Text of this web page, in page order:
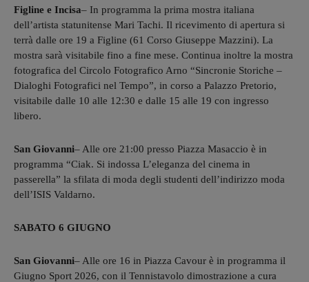
Figline e Incisa– In programma la prima mostra italiana
dell’artista statunitense Mari Tachi. Il ricevimento di apertura si
terrà dalle ore 19 a Figline (61 Corso Giuseppe Mazzini). La
mostra sarà visitabile fino a fine mese. Continua inoltre la mostra
fotografica del Circolo Fotografico Arno “Sincronie Storiche –
Dialoghi Fotografici nel Tempo”, in corso a Palazzo Pretorio,
visitabile dalle 10 alle 12:30 e dalle 15 alle 19 con ingresso
libero.
San Giovanni– Alle ore 21:00 presso Piazza Masaccio è in
programma “Ciak. Si indossa L’eleganza del cinema in
passerella” la sfilata di moda degli studenti dell’indirizzo moda
dell’ISIS Valdarno.
SABATO 6 GIUGNO
San Giovanni– Alle ore 16 in Piazza Cavour è in programma il
Giugno Sport 2026, con il Tennistavolo dimostrazione a cura